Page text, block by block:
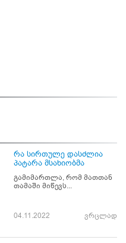
რა სირთულე დასძლია
პატარა მსახიობმა
გამიმართლა, რომ მათთან
თამაში მიწევს...
04.11.2022 ვრცლად